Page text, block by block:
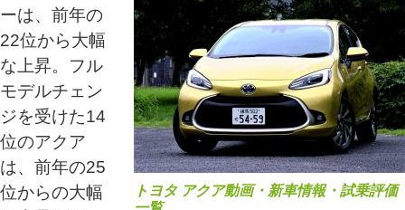
トヨタ アクア動画・新車情報・試乗評価
ーは、前年の
22位から大幅
な上昇。フル
モデルチェン
ジを受けた14
位のアクア
は、前年の25
位からの大幅